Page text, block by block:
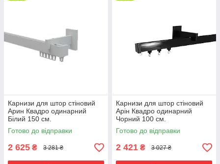
Карнизи для штор стіновий
Арин Квадро одинарний
Білий 150 см.
Готово до відправки
2 625 ₴ 3 281 ₴
Карнизи для штор стіновий
Арін Квадро одинарний
Чорний 100 см.
Готово до відправки
2 421 ₴ 3 027 ₴